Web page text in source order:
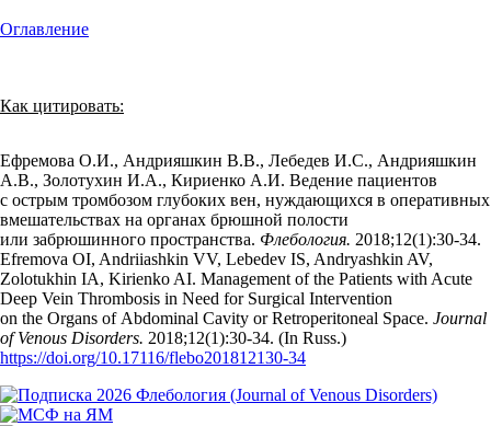
Оглавление
Как цитировать:
Ефремова О.И., Андрияшкин В.В., Лебедев И.С., Андрияшкин
А.В., Золотухин И.А., Кириенко А.И. Ведение пациентов
с острым тромбозом глубоких вен, нуждающихся в оперативных
вмешательствах на органах брюшной полости
или забрюшинного пространства. Флебология. 2018;12(1):30‑34.
Efremova OI, Andriiashkin VV, Lebedev IS, Andryashkin AV,
Zolotukhin IA, Kirienko AI. Management of the Patients with Acute
Deep Vein Thrombosis in Need for Surgical Intervention
on the Organs of Abdominal Cavity or Retroperitoneal Space. Journal
of Venous Disorders. 2018;12(1):30‑34. (In Russ.)
https://doi.org/10.17116/flebo201812130-34